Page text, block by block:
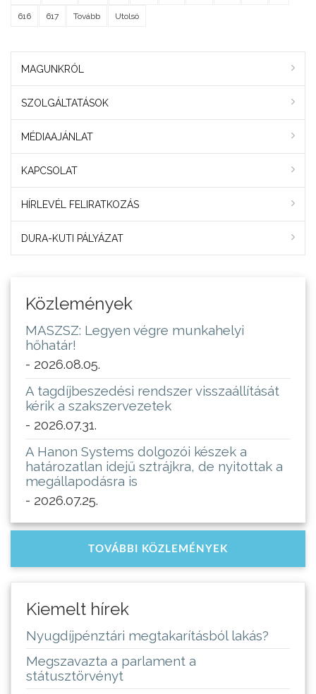
616 617 Tovább Utolsó
MAGUNKRÓL
SZOLGÁLTATÁSOK
MÉDIAAJÁNLAT
KAPCSOLAT
HÍRLEVÉL FELIRATKOZÁS
DURA-KUTI PÁLYÁZAT
Közlemények
MASZSZ: Legyen végre munkahelyi
hőhatár!
- 2026.08.05.
A tagdíjbeszedési rendszer visszaállítását
kérik a szakszervezetek
- 2026.07.31.
A Hanon Systems dolgozói készek a
határozatlan idejű sztrájkra, de nyitottak a
megállapodásra is
- 2026.07.25.
TOVÁBBI KÖZLEMÉNYEK
Kiemelt hírek
Nyugdíjpénztári megtakarításból lakás?
Megszavazta a parlament a
státusztörvényt